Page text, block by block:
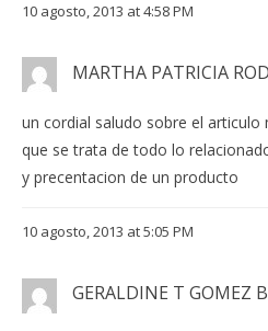
10 agosto, 2013 at 4:58 PM
MARTHA PATRICIA
un cordial saludo sobre el
que se trata de todo lo
y precentacion de un producto
10 agosto, 2013 at 5:05 PM
GERALDINE T GOMEZ B